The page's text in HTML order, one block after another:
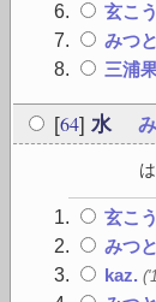
玄こう
みつ
三浦
[64] 水
は
玄こう
みつ
kaz.